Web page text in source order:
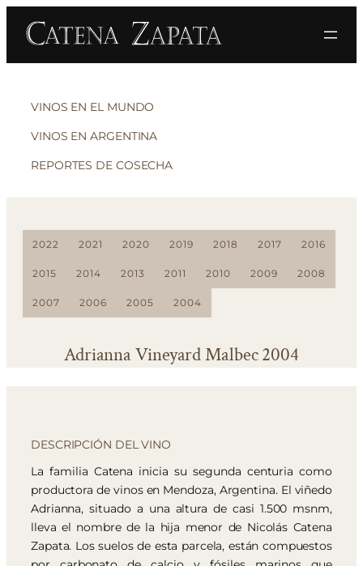
VINOS EN EL MUNDO
VINOS EN ARGENTINA
REPORTES DE COSECHA
2022 2021 2020 2019 2018 2017 2016
2015 2014 2013 2011 2010 2009 2008
2007 2006 2005 2004
Adrianna Vineyard Malbec 2004
DESCRIPCIÓN DEL VINO
La familia Catena inicia su segunda centuria como
productora de vinos en Mendoza, Argentina. El viñedo
Adrianna, situado a una altura de casi 1.500 msnm,
lleva el nombre de la hija menor de Nicolás Catena
Zapata. Los suelos de esta parcela, están compuestos